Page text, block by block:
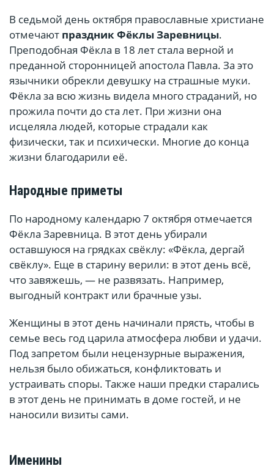
В седьмой день октября православные христиане
отмечают праздник Фёклы Заревницы.
Преподобная Фёкла в 18 лет стала верной и
преданной сторонницей апостола Павла. За это
язычники обрекли девушку на страшные муки.
Фёкла за всю жизнь видела много страданий, но
прожила почти до ста лет. При жизни она
исцеляла людей, которые страдали как
физически, так и психически. Многие до конца
жизни благодарили её.
Народные приметы
По народному календарю 7 октября отмечается
Фёкла Заревница. В этот день убирали
оставшуюся на грядках свёклу: «Фёкла, дергай
свёклу». Еще в старину верили: в этот день всё,
что завяжешь, — не развязать. Например,
выгодный контракт или брачные узы.
Женщины в этот день начинали прясть, чтобы в
семье весь год царила атмосфера любви и удачи.
Под запретом были нецензурные выражения,
нельзя было обижаться, конфликтовать и
устраивать споры. Также наши предки старались
в этот день не принимать в доме гостей, и не
наносили визиты сами.
Именины